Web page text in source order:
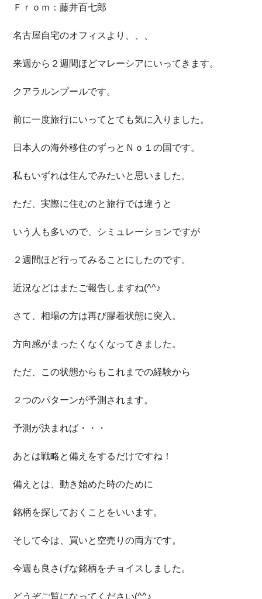
Ｆｒｏｍ：藤井百七郎
名古屋自宅のオフィスより、、、
来週から２週間ほどマレーシアにいってきます。
クアラルンプールです。
前に一度旅行にいってとても気に入りました。
日本人の海外移住のずっとＮｏ１の国です。
私もいずれは住んでみたいと思いました。
ただ、実際に住むのと旅行では違うと
いう人も多いので、シミュレーションですが
２週間ほど行ってみることにしたのです。
近況などはまたご報告しますね(^^♪
さて、相場の方は再び膠着状態に突入。
方向感がまったくなくなってきました。
ただ、この状態からもこれまでの経験から
２つのパターンが予測されます。
予測が決まれば・・・
あとは戦略と備えをするだけですね！
備えとは、動き始めた時のために
銘柄を探しておくことをいいます。
そして今は、買いと空売りの両方です。
今週も良さげな銘柄をチョイスしました。
どうぞご覧になってください(^^♪